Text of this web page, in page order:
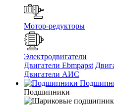
Мотор-редукторы
Электродвигатели
Двигатели Ebmpapst
Двигатели АИС
Подшипники